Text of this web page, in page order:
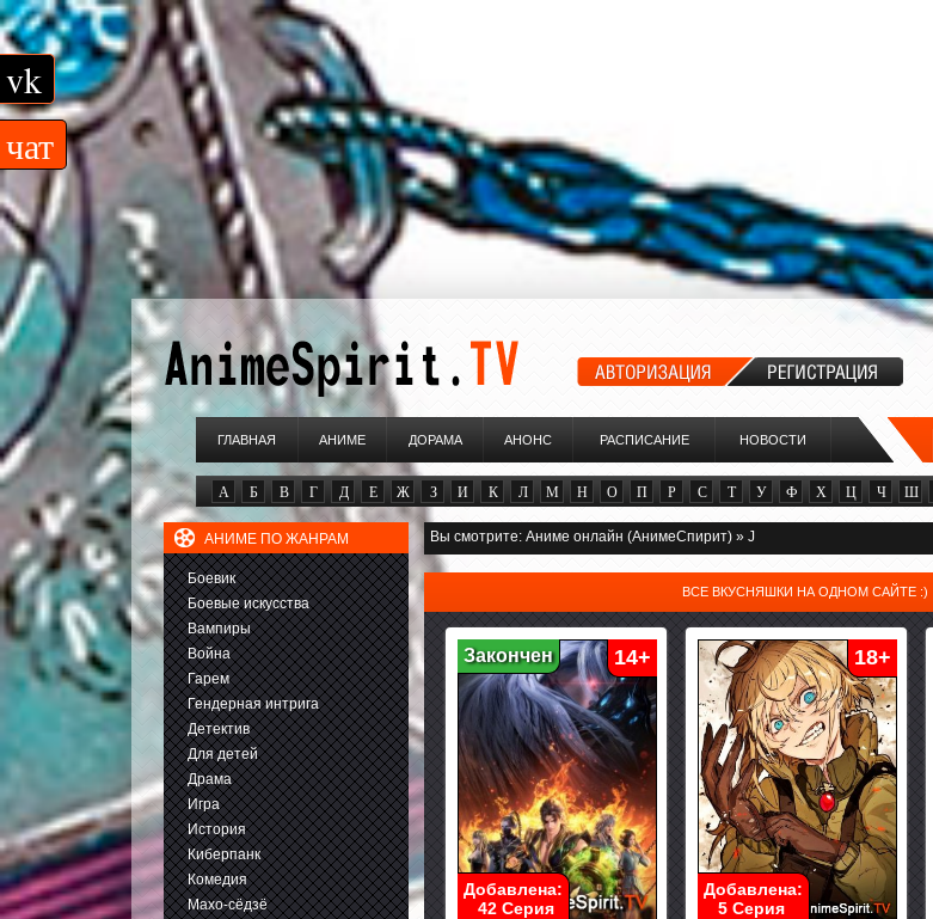
ГЛАВНАЯ АНИМЕ ДОРАМА АНОНС РАСПИСАНИЕ НОВОСТИ
А Б В Г Д Е Ж З И К Л М Н О П Р С Т У Ф Х Ц Ч Ш
АНИМЕ ПО ЖАНРАМ
Боевик
Боевые искусства
Вампиры
Война
Гарем
Гендерная интрига
Детектив
Для детей
Драма
Игра
История
Киберпанк
Комедия
Махо-сёдзё
Вы смотрите: Аниме онлайн (АнимеСпирит) » J
ВСЕ ВКУСНЯШКИ НА ОДНОМ САЙТЕ :)
Закончен 14+
Добавлена:
42 Серия
18+
Добавлена:
5 Серия
чат
vk